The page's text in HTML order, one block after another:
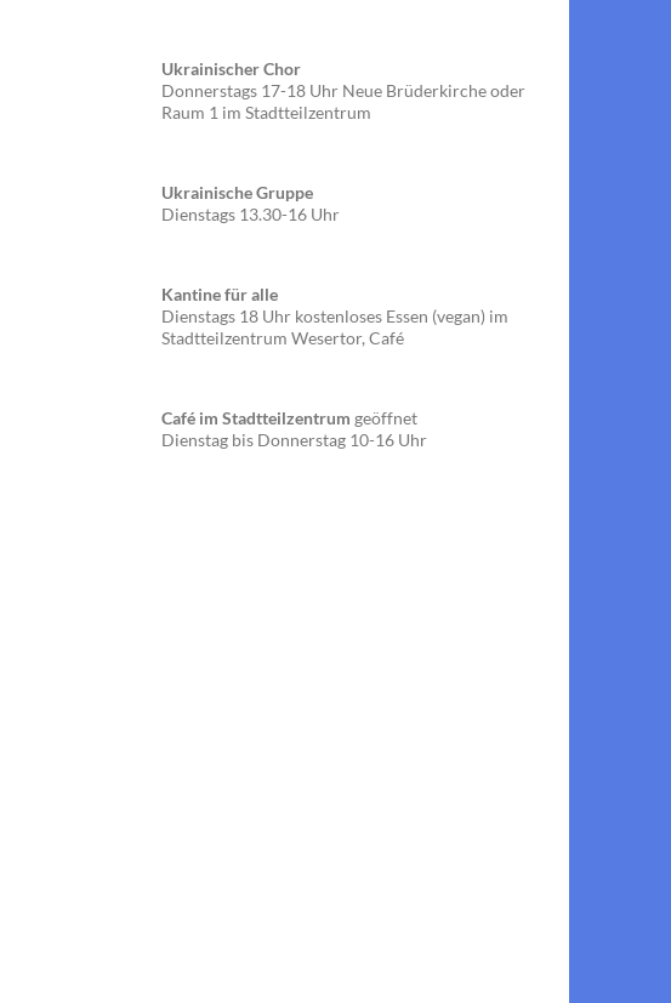
Ukrainischer Chor
Donnerstags 17-18 Uhr Neue Brüderkirche oder
Raum 1 im Stadtteilzentrum
Ukrainische Gruppe
Dienstags 13.30-16 Uhr
Kantine für alle
Dienstags 18 Uhr kostenloses Essen (vegan) im
Stadtteilzentrum Wesertor, Café
Café im Stadtteilzentrum geöffnet
Dienstag bis Donnerstag 10-16 Uhr